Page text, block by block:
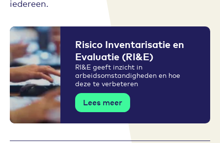
iedereen.
Risico Inventarisatie en
Evaluatie (RI&E)
RI&E geeft inzicht in
arbeidsomstandigheden en hoe
deze te verbeteren
Lees meer